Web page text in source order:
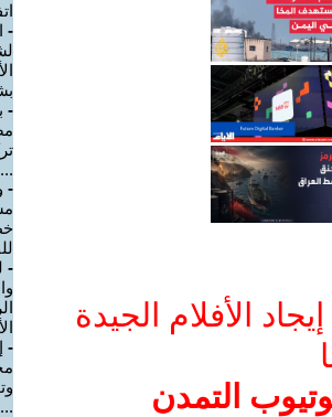
الأفلام الجيدة
التمدن
-
-
...
-
-
-
...